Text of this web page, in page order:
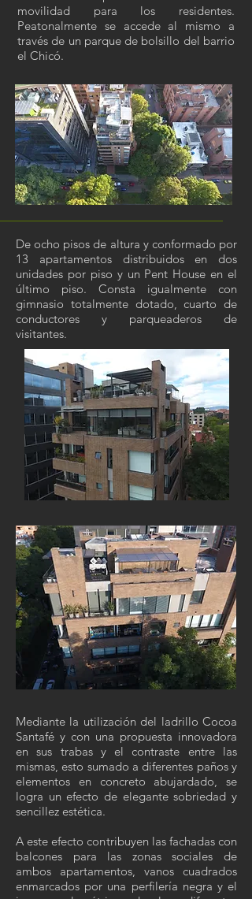
movilidad para los residentes.
Peatonalmente se accede al mismo a
través de un parque de bolsillo del barrio
el Chicó.
De ocho pisos de altura y conformado por
13 apartamentos distribuidos en dos
unidades por piso y un Pent House en el
último piso. Consta igualmente con
gimnasio totalmente dotado, cuarto de
conductores y parqueaderos de
visitantes.
Mediante la utilización del ladrillo Cocoa
Santafé y con una propuesta innovadora
en sus trabas y el contraste entre las
mismas, esto sumado a diferentes paños y
elementos en concreto abujardado, se
logra un efecto de elegante sobriedad y
sencillez estética.
A este efecto contribuyen las fachadas con
balcones para las zonas sociales de
ambos apartamentos, vanos cuadrados
enmarcados por una perfilería negra y el